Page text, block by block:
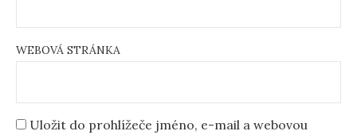
WEBOVÁ STRÁNKA
Uložit do prohlížeče jméno, e-mail a webovou